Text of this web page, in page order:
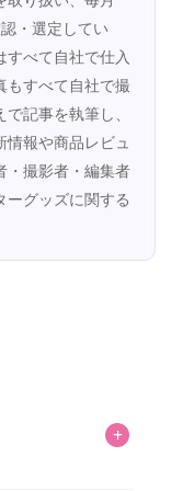
・選定してい
すべて自社で仕入
もすべて自社で撮
記事を執筆し、
情報や商品レビュ
・撮影者・編集者
ーグッズに関する
+